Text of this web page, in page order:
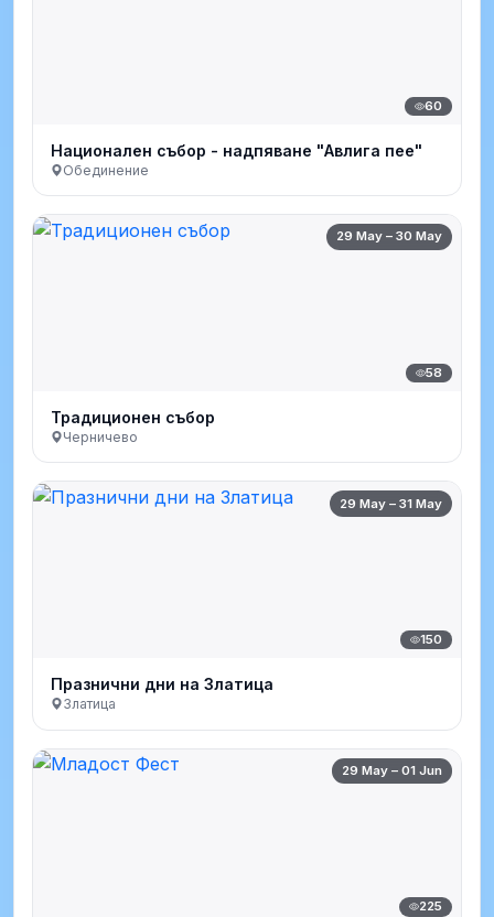
60
Национален събор - надпяване "Авлига пее"
Обединение
29 May – 30 May
58
Традиционен събор
Черничево
29 May – 31 May
150
Празнични дни на Златица
Златица
29 May – 01 Jun
225